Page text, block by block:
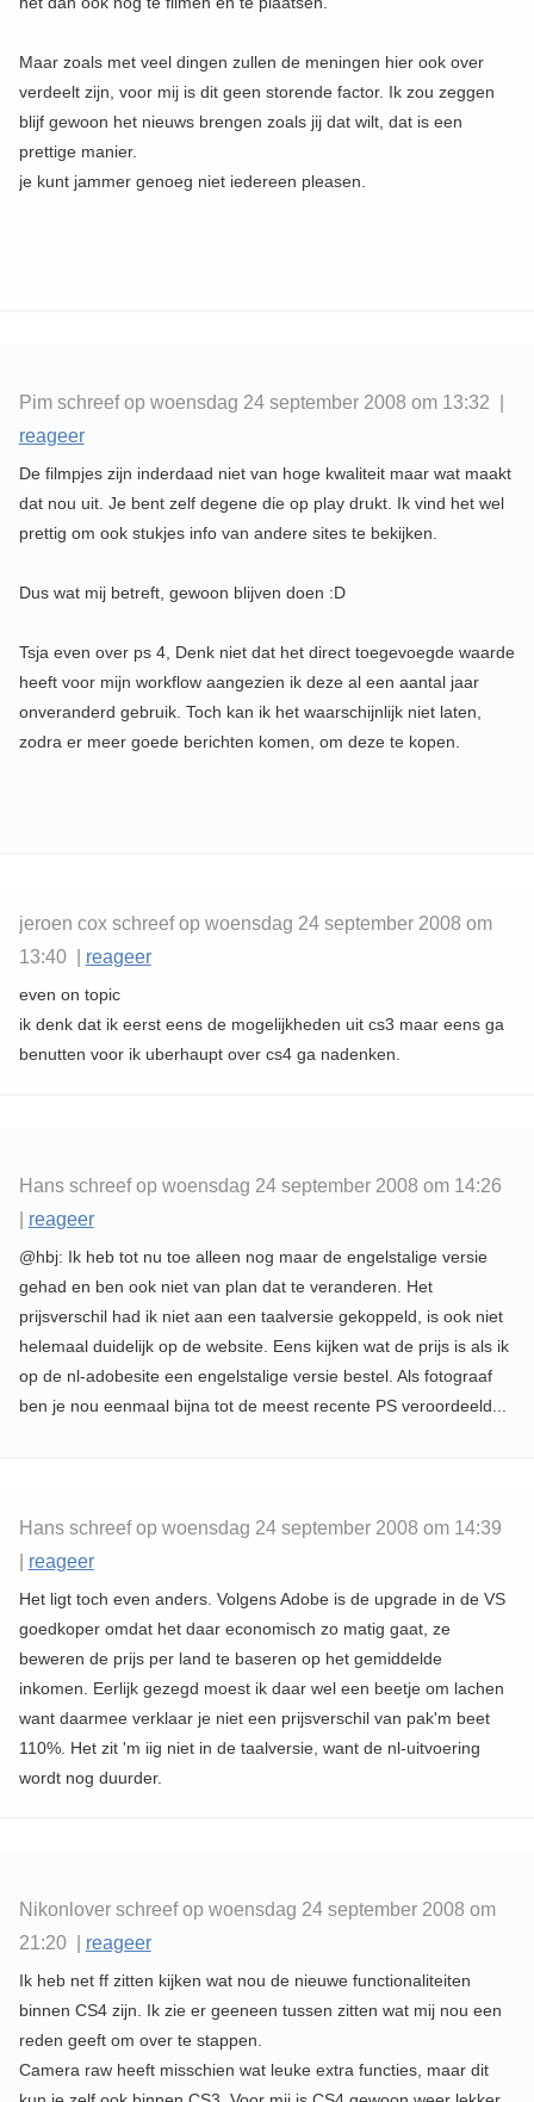
Maar zoals met veel dingen zullen de meningen hier ook over
verdeelt zijn, voor mij is dit geen storende factor. Ik zou zeggen
blijf gewoon het nieuws brengen zoals jij dat wilt, dat is een
prettige manier.
je kunt jammer genoeg niet iedereen pleasen.
Pim schreef op woensdag 24 september 2008 om 13:32 |
reageer
De filmpjes zijn inderdaad niet van hoge kwaliteit maar wat maakt
dat nou uit. Je bent zelf degene die op play drukt. Ik vind het wel
prettig om ook stukjes info van andere sites te bekijken.
Dus wat mij betreft, gewoon blijven doen :D
Tsja even over ps 4, Denk niet dat het direct toegevoegde waarde
heeft voor mijn workflow aangezien ik deze al een aantal jaar
onveranderd gebruik. Toch kan ik het waarschijnlijk niet laten,
zodra er meer goede berichten komen, om deze te kopen.
jeroen cox schreef op woensdag 24 september 2008 om
13:40 | reageer
even on topic
ik denk dat ik eerst eens de mogelijkheden uit cs3 maar eens ga
benutten voor ik uberhaupt over cs4 ga nadenken.
Hans schreef op woensdag 24 september 2008 om 14:26
reageer
@hbj: Ik heb tot nu toe alleen nog maar de engelstalige versie
gehad en ben ook niet van plan dat te veranderen. Het
prijsverschil had ik niet aan een taalversie gekoppeld, is ook niet
helemaal duidelijk op de website. Eens kijken wat de prijs is als ik
op de nl-adobesite een engelstalige versie bestel. Als fotograaf
ben je nou eenmaal bijna tot de meest recente PS veroordeeld...
Hans schreef op woensdag 24 september 2008 om 14:39
reageer
Het ligt toch even anders. Volgens Adobe is de upgrade in de VS
goedkoper omdat het daar economisch zo matig gaat, ze
beweren de prijs per land te baseren op het gemiddelde
inkomen. Eerlijk gezegd moest ik daar wel een beetje om lachen
want daarmee verklaar je niet een prijsverschil van pak'm beet
110%. Het zit 'm iig niet in de taalversie, want de nl-uitvoering
wordt nog duurder.
Nikonlover schreef op woensdag 24 september 2008 om
21:20 | reageer
Ik heb net ff zitten kijken wat nou de nieuwe functionaliteiten
binnen CS4 zijn. Ik zie er geeneen tussen zitten wat mij nou een
reden geeft om over te stappen.
Camera raw heeft misschien wat leuke extra functies, maar dit